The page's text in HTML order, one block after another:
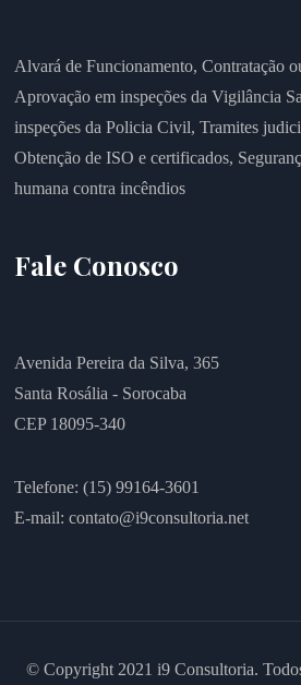
Alvará de Funcionamento,Contratação
Aprovação em inspeções da Vigilância
inspeções da Policia Civil,Tramites
Obtenção de ISO e certificados,
humana contra incêndios
Fale Conosco
Avenida Pereira da Silva, 365
Santa Rosália - Sorocaba
CEP 18095-340
Telefone: (15) 99164-3601
E-mail:contato@i9consultoria.net
© Copyright 2021 i9 Consultoria.